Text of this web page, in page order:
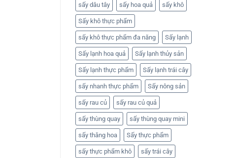
sấy dâu tây sấy hoa quả sấy khô
Sấy khô thực phẩm
sấy khô thực phẩm đa năng Sấy lạnh
Sấy lạnh hoa quả Sấy lạnh thủy sản
Sấy lạnh thực phẩm Sấy lạnh trái cây
sấy nhanh thực phẩm Sấy nông sản
sấy rau củ sấy rau củ quả
sấy thùng quay sấy thùng quay mini
sấy thăng hoa Sấy thực phẩm
sấy thực phẩm khô sấy trái cây